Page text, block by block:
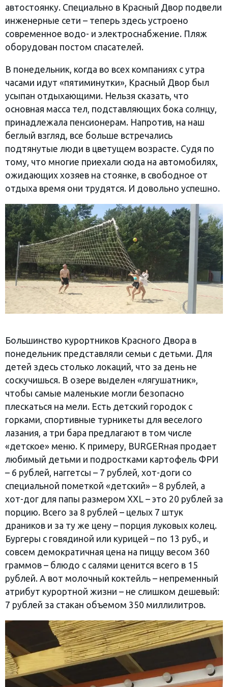
автостоянку. Специально в Красный Двор подвели
инженерные сети – теперь здесь устроено
современное водо- и электроснабжение. Пляж
оборудован постом спасателей.
В понедельник, когда во всех компаниях с утра
часами идут «пятиминутки», Красный Двор был
усыпан отдыхающими. Нельзя сказать, что
основная масса тел, подставляющих бока солнцу,
принадлежала пенсионерам. Напротив, на наш
беглый взгляд, все больше встречались
подтянутые люди в цветущем возрасте. Судя по
тому, что многие приехали сюда на автомобилях,
ожидающих хозяев на стоянке, в свободное от
отдыха время они трудятся. И довольно успешно.
Большинство курортников Красного Двора в
понедельник представляли семьи с детьми. Для
детей здесь столько локаций, что за день не
соскучишься. В озере выделен «лягушатник»,
чтобы самые маленькие могли безопасно
плескаться на мели. Есть детский городок с
горками, спортивные турникеты для веселого
лазания, а три бара предлагают в том числе
«детское» меню. К примеру, BURGERная продает
любимый детьми и подростками картофель ФРИ
– 6 рублей, наггетсы – 7 рублей, хот-доги со
специальной пометкой «детский» – 8 рублей, а
хот-дог для папы размером XXL – это 20 рублей за
порцию. Всего за 8 рублей – целых 7 штук
драников и за ту же цену – порция луковых колец.
Бургеры с говядиной или курицей – по 13 руб., и
совсем демократичная цена на пиццу весом 360
граммов – блюдо с салями ценится всего в 15
рублей. А вот молочный коктейль – непременный
атрибут курортной жизни – не слишком дешевый:
7 рублей за стакан объемом 350 миллилитров.